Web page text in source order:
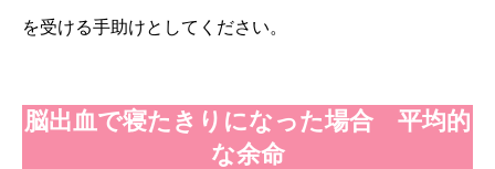
を受ける手助けとしてください。
脳出血で寝たきりになった場合 平均的
な余命